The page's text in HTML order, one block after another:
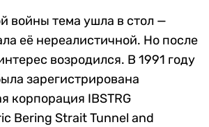
войны тема ушла в стол —
её нереалистичной. Но после
возродился. В 1991 году
зарегистрирована
корпорация IBSTRG
Bering Strait Tunnel and